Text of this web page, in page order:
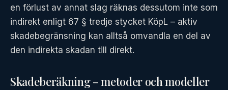
en förlust av annat slag räknas dessutom inte som
indirekt enligt 67 § tredje stycket KöpL – aktiv
skadebegränsning kan alltså omvandla en del av
den indirekta skadan till direkt.
Skadeberäkning – metoder och modeller